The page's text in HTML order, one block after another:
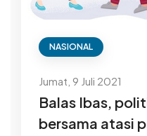
NASIONAL
Jumat, 9 Juli 2021
Balas Ibas,
bersama atasi